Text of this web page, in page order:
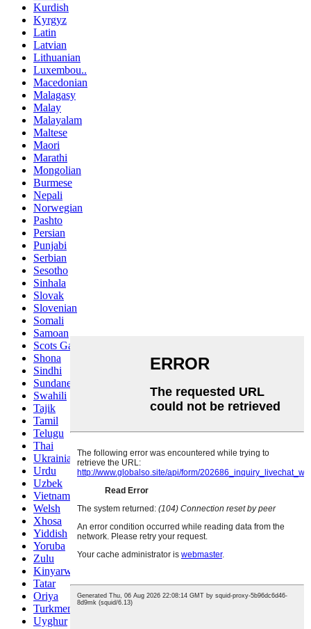
Kurdish
Kyrgyz
Latin
Latvian
Lithuanian
Luxembou..
Macedonian
Malagasy
Malay
Malayalam
Maltese
Maori
Marathi
Mongolian
Burmese
Nepali
Norwegian
Pashto
Persian
Punjabi
Serbian
Sesotho
Sinhala
Slovak
Slovenian
Somali
Samoan
Scots Gaelic
Shona
Sindhi
Sundanese
Swahili
Tajik
Tamil
Telugu
Thai
Ukrainian
Urdu
Uzbek
Vietnamese
Welsh
Xhosa
Yiddish
Yoruba
Zulu
Kinyarwanda
Tatar
Oriya
Turkmen
Uyghur